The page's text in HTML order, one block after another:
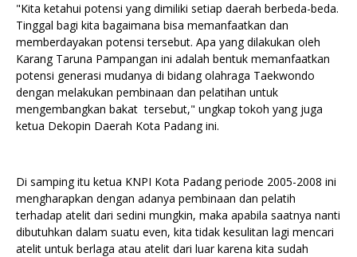
"Kita ketahui potensi yang dimiliki setiap daerah berbeda-beda.
Tinggal bagi kita bagaimana bisa memanfaatkan dan
memberdayakan potensi tersebut. Apa yang dilakukan oleh
Karang Taruna Pampangan ini adalah bentuk memanfaatkan
potensi generasi mudanya di bidang olahraga Taekwondo
dengan melakukan pembinaan dan pelatihan untuk
mengembangkan bakat tersebut," ungkap tokoh yang juga
ketua Dekopin Daerah Kota Padang ini.
Di samping itu ketua KNPI Kota Padang periode 2005-2008 ini
mengharapkan dengan adanya pembinaan dan pelatih
terhadap atelit dari sedini mungkin, maka apabila saatnya nanti
dibutuhkan dalam suatu even, kita tidak kesulitan lagi mencari
atelit untuk berlaga atau atelit dari luar karena kita sudah